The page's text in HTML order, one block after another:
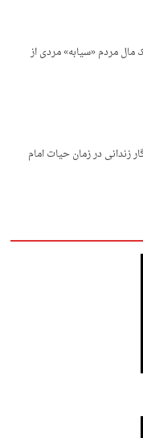
مال مردم «سیابه» مردی از
زندانی در زﻣﺎن ﺣﻴﺎت اﻣﺎم